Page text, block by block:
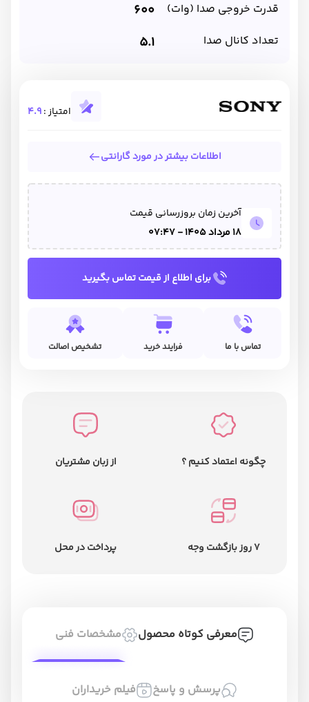
قدرت خروجی صدا (وات) 600
تعداد کانال صدا 5.1
امتیاز :4.9
اطلاعات بیشتر در مورد گارانتی
آخرین زمان بروزرسانی قیمت
18 مرداد 1405 - 07:47
برای اطلاع از قیمت تماس بگیرید
تماس با ما فرایند خرید تشخیص اصالت
چگونه اعتماد کنیم ؟ از زبان مشتریان
7 روز بازگشت وجه پرداخت در محل
معرفی کوتاه محصول مشخصات فنی
پرسش و پاسخ فیلم خریداران